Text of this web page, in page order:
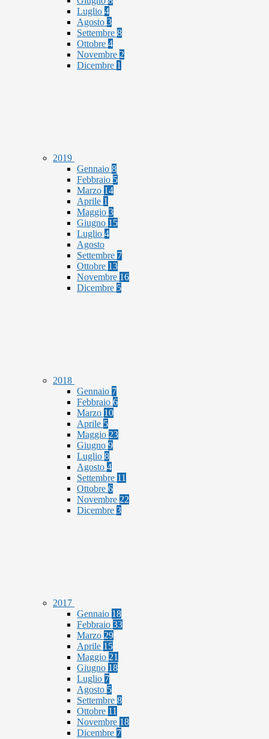
Luglio 4
Agosto 3
Settembre 8
Ottobre 4
Novembre 2
Dicembre 1
2019
Gennaio 8
Febbraio 5
Marzo 14
Aprile 1
Maggio 3
Giugno 15
Luglio 4
Agosto
Settembre 7
Ottobre 13
Novembre 16
Dicembre 5
2018
Gennaio 7
Febbraio 6
Marzo 10
Aprile 5
Maggio 23
Giugno 9
Luglio 8
Agosto 4
Settembre 11
Ottobre 6
Novembre 22
Dicembre 3
2017
Gennaio 18
Febbraio 33
Marzo 29
Aprile 15
Maggio 21
Giugno 18
Luglio 7
Agosto 5
Settembre 8
Ottobre 11
Novembre 18
Dicembre 7